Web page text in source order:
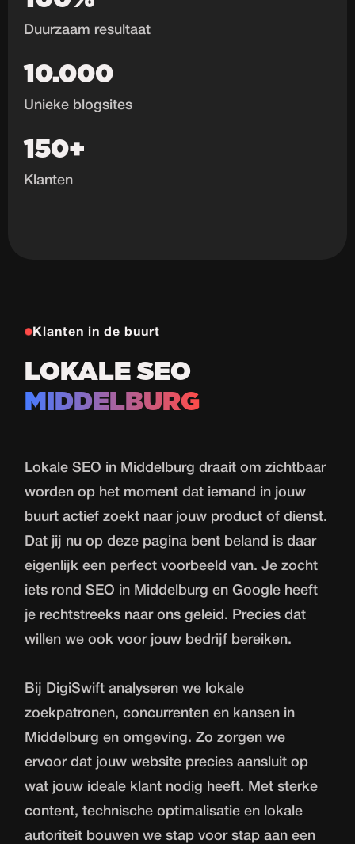
Duurzaam resultaat
10.000
Unieke blogsites
150+
Klanten
Klanten in de buurt
LOKALE SEO
MIDDELBURG
Lokale SEO in Middelburg draait om zichtbaar
worden op het moment dat iemand in jouw
buurt actief zoekt naar jouw product of dienst.
Dat jij nu op deze pagina bent beland is daar
eigenlijk een perfect voorbeeld van. Je zocht
iets rond SEO in Middelburg en Google heeft
je rechtstreeks naar ons geleid. Precies dat
willen we ook voor jouw bedrijf bereiken.
Bij DigiSwift analyseren we lokale
zoekpatronen, concurrenten en kansen in
Middelburg en omgeving. Zo zorgen we
ervoor dat jouw website precies aansluit op
wat jouw ideale klant nodig heeft. Met sterke
content, technische optimalisatie en lokale
autoriteit bouwen we stap voor stap aan een